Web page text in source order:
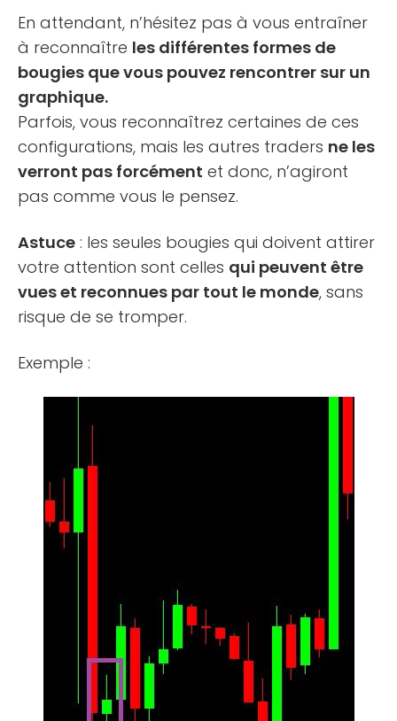
En attendant, n’hésitez pas à vous entraîner
à reconnaître les différentes formes de
bougies que vous pouvez rencontrer sur un
graphique.
Parfois, vous reconnaîtrez certaines de ces
configurations, mais les autres traders ne les
verront pas forcément et donc, n’agiront
pas comme vous le pensez.
Astuce : les seules bougies qui doivent attirer
votre attention sont celles qui peuvent être
vues et reconnues par tout le monde, sans
risque de se tromper.
Exemple :